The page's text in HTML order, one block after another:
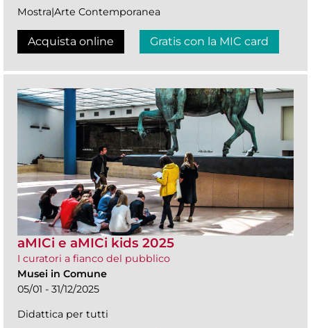
Mostra|Arte Contemporanea
Acquista online Gratis con la MIC card
aMICi e aMICi kids 2025
I curatori a fianco del pubblico
Musei in Comune
05/01 - 31/12/2025
Didattica per tutti